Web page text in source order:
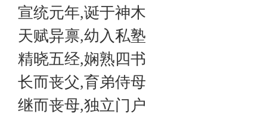
宣统元年,诞于神木
天赋异禀,幼入私塾
精晓五经,娴熟四书
长而丧父,育弟侍母
继而丧母,独立门户